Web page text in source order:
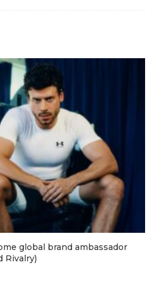
global brand ambassador
Rivalry)